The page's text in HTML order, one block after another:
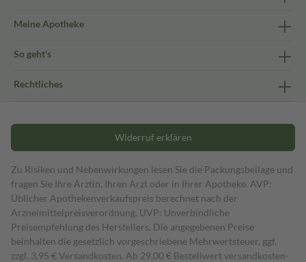
Meine Apotheke
So geht's
Rechtliches
Widerruf erklären
Zu Risiken und Nebenwirkungen lesen Sie die Packungsbeilage und
fragen Sie Ihre Ärztin, Ihren Arzt oder in Ihrer Apotheke. AVP:
Üblicher Apothekenverkaufspreis berechnet nach der
Arzneimittelpreisverordnung. UVP: Unverbindliche
Preisempfehlung des Herstellers. Die angegebenen Preise
beinhalten die gesetzlich vorgeschriebene Mehrwertsteuer, ggf.
zzgl. 3,95 € Versandkosten. Ab 29,00 € Bestell­wert versand­kosten­